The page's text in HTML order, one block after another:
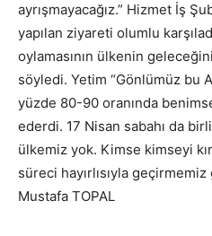
ayrışmayacağız.” Hizmet İş
yapılan ziyareti olumlu
oylamasının ülkenin
söyledi. Yetim “Gönlümüz bu
yüzde 80-90 oranında
ederdi. 17 Nisan sabahı da
ülkemiz yok. Kimse kimseyi
süreci hayırlısıyla
Mustafa TOPAL